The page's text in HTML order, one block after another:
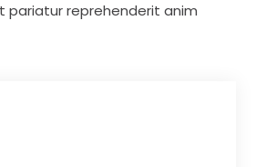
pariatur reprehenderit anim